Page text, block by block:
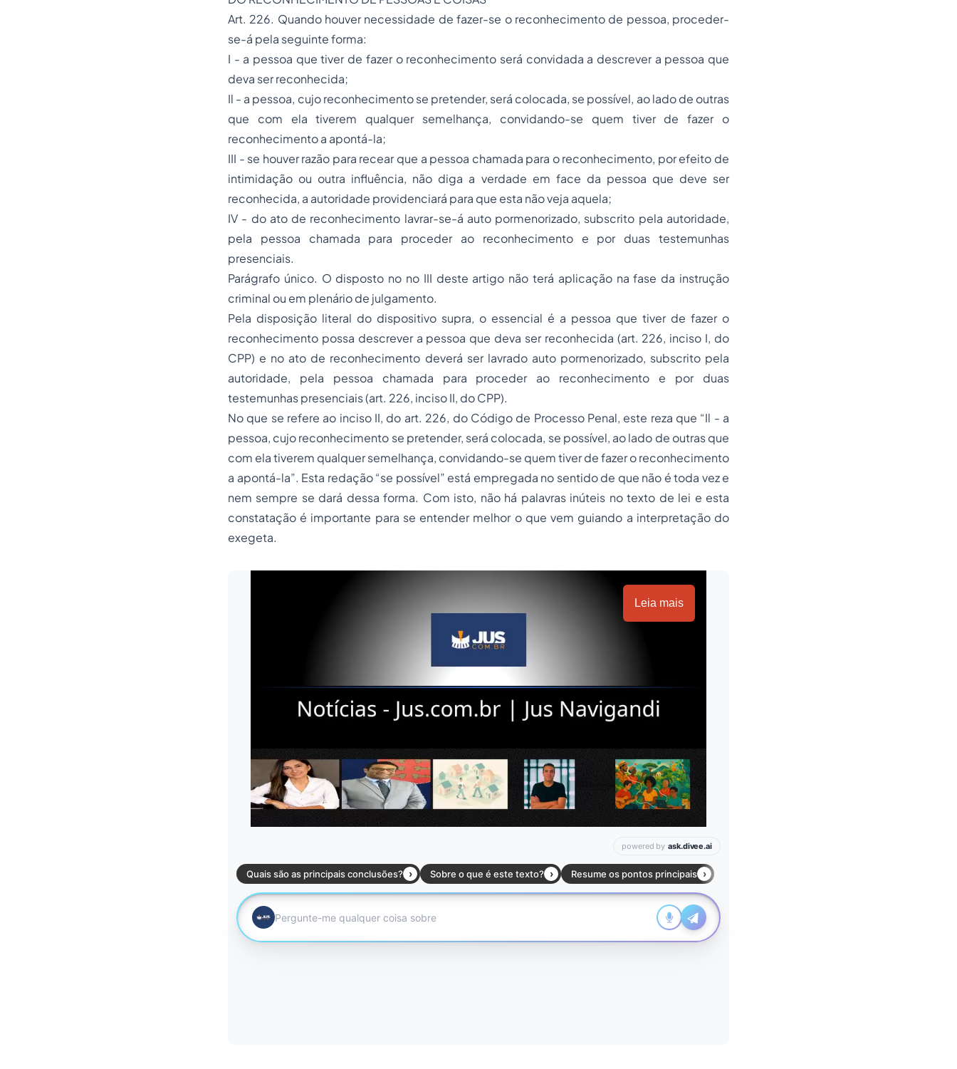
Art. 226. Quando houver necessidade de fazer-se o reconhecimento de pessoa, proceder-
se-á pela seguinte forma:
I - a pessoa que tiver de fazer o reconhecimento será convidada a descrever a pessoa que
deva ser reconhecida;
Il - a pessoa, cujo reconhecimento se pretender, será colocada, se possível, ao lado de outras
que com ela tiverem qualquer semelhança, convidando-se quem tiver de fazer o
reconhecimento a apontá-la;
III - se houver razão para recear que a pessoa chamada para o reconhecimento, por efeito de
intimidação ou outra influência, não diga a verdade em face da pessoa que deve ser
reconhecida, a autoridade providenciará para que esta não veja aquela;
IV - do ato de reconhecimento lavrar-se-á auto pormenorizado, subscrito pela autoridade,
pela pessoa chamada para proceder ao reconhecimento e por duas testemunhas
presenciais.
Parágrafo único. O disposto no no III deste artigo não terá aplicação na fase da instrução
criminal ou em plenário de julgamento.
Pela disposição literal do dispositivo supra, o essencial é a pessoa que tiver de fazer o
reconhecimento possa descrever a pessoa que deva ser reconhecida (art. 226, inciso I, do
CPP) e no ato de reconhecimento deverá ser lavrado auto pormenorizado, subscrito pela
autoridade, pela pessoa chamada para proceder ao reconhecimento e por duas
testemunhas presenciais (art. 226, inciso II, do CPP).
No que se refere ao inciso II, do art. 226, do Código de Processo Penal, este reza que “Il - a
pessoa, cujo reconhecimento se pretender, será colocada, se possível, ao lado de outras que
com ela tiverem qualquer semelhança, convidando-se quem tiver de fazer o reconhecimento
a apontá-la”. Esta redação “se possível” está empregada no sentido de que não é toda vez e
nem sempre se dará dessa forma. Com isto, não há palavras inúteis no texto de lei e esta
constatação é importante para se entender melhor o que vem guiando a interpretação do
exegeta.
Leia mais